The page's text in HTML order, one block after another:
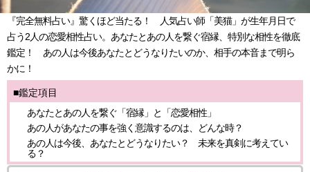
『完全無料占い』驚くほど当たる！ 人気占い師「美猫」が生年月日で
占う2人の恋愛相性占い。あなたとあの人を繋ぐ宿縁、特別な相性を徹底
鑑定！ あの人は今後あなたとどうなりたいのか、相手の本音まで明ら
かに！
■鑑定項目
あなたとあの人を繋ぐ「宿縁」と「恋愛相性」
あの人があなたの事を強く意識するのは、どんな時？
あの人は今後、あなたとどうなりたい？ 未来を真剣に考えてい
る？